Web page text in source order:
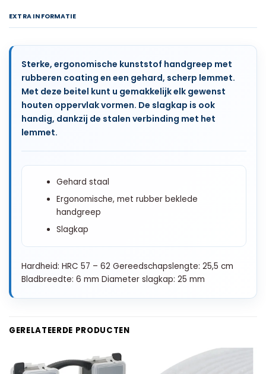
EXTRA INFORMATIE
Sterke, ergonomische kunststof handgreep met
rubberen coating en een gehard, scherp lemmet.
Met deze beitel kunt u gemakkelijk elk gewenst
houten oppervlak vormen. De slagkap is ook
handig, dankzij de stalen verbinding met het
lemmet.
Gehard staal
Ergonomische, met rubber beklede
handgreep
Slagkap
Hardheid: HRC 57 – 62 Gereedschapslengte: 25,5 cm
Bladbreedte: 6 mm Diameter slagkap: 25 mm
GERELATEERDE PRODUCTEN